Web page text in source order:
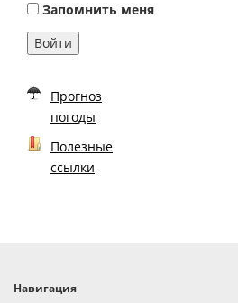
Запомнить меня
Войти
Прогноз
погоды
Полезные
ссылки
Навигация